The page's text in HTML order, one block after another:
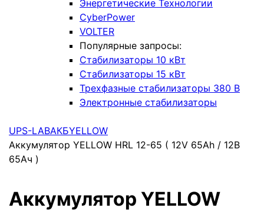
Энергетические Технологии
CyberPower
VOLTER
Популярные запросы:
Стабилизаторы 10 кВт
Стабилизаторы 15 кВт
Трехфазные стабилизаторы 380 В
Электронные стабилизаторы
UPS-LABАКБYELLOW
Аккумулятор YELLOW HRL 12-65 ( 12V 65Ah / 12В
65Ач )
Аккумулятор YELLOW